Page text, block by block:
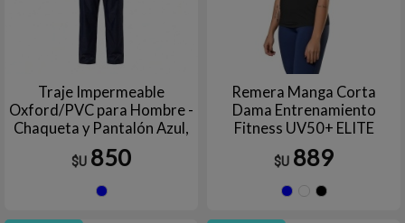
Traje Impermeable
Oxford/PVC para Hombre -
Chaqueta y Pantalón Azul,
Uso Industrial y de Trabajo
$U 850
Remera Manga Corta
Dama Entrenamiento
Fitness UV50+ ELITE
$U 889